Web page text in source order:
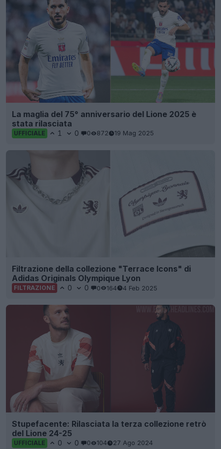
La maglia del 75° anniversario del Lione 2025 è
stata rilasciata
UFFICIALE 1 0 0 872 19 Mag 2025
Filtrazione della collezione "Terrace Icons" di
Adidas Originals Olympique Lyon
FILTRAZIONE 0 0 0 164 4 Feb 2025
Stupefacente: Rilasciata la terza collezione retrò
del Lione 24-25
UFFICIALE 0 0 0 104 27 Ago 2024